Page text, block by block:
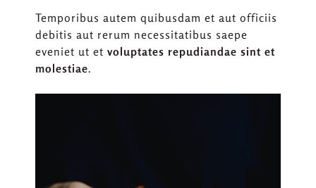
Temporibus autem quibusdam et aut officiis
debitis aut rerum necessitatibus saepe
eveniet ut et voluptates repudiandae sint et
molestiae.